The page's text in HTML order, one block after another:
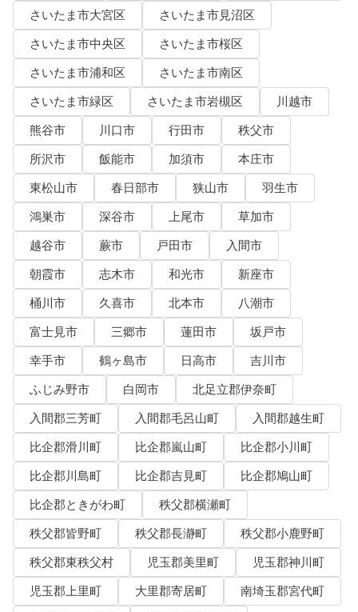
さいたま市大宮区
さいたま市見沼区
さいたま市中央区
さいたま市桜区
さいたま市浦和区
さいたま市南区
さいたま市緑区
さいたま市岩槻区
川越市
熊谷市
川口市 行田市
秩父市
所沢市
飯能市 加須市
本庄市
東松山市
春日部市 狭山市
羽生市
鴻巣市
深谷市 上尾市
草加市
越谷市
蕨市 戸田市
入間市
朝霞市
志木市 和光市
新座市
桶川市
久喜市 北本市
八潮市
富士見市
三郷市 蓮田市
坂戸市
幸手市
鶴ヶ島市 日高市
吉川市
ふじみ野市
白岡市
北足立郡伊奈町
入間郡三芳町
入間郡毛呂山町
入間郡越生町
比企郡滑川町
比企郡嵐山町
比企郡小川町
比企郡川島町
比企郡吉見町
比企郡鳩山町
比企郡ときがわ町
秩父郡横瀬町
秩父郡皆野町
秩父郡長瀞町
秩父郡小鹿野町
秩父郡東秩父村
児玉郡美里町
児玉郡神川町
児玉郡上里町
大里郡寄居町
南埼玉郡宮代町